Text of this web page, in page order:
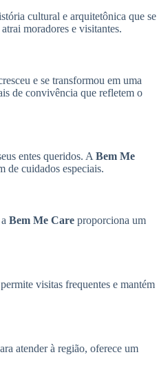
cultural e arquitetônica que se
moradores e visitantes.
e se transformou em uma
de convivência que refletem o
entes queridos. A Bem Me
de cuidados especiais.
Bem Me Care proporciona um
visitas frequentes e mantém
atender à região, oferece um